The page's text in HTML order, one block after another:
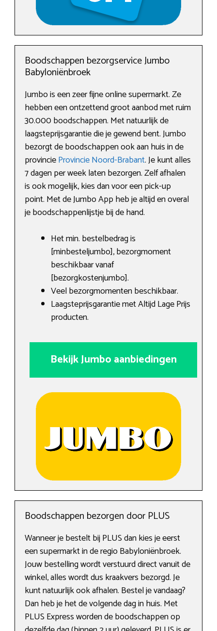
Boodschappen bezorgservice Jumbo
Babyloniënbroek
Jumbo is een zeer fijne online supermarkt. Ze
hebben een ontzettend groot aanbod met ruim
30.000 boodschappen. Met natuurlijk de
laagsteprijsgarantie die je gewend bent. Jumbo
bezorgt de boodschappen ook aan huis in de
provincieProvincie Noord-Brabant. Je kunt alles
7 dagen per week laten bezorgen. Zelf afhalen
is ook mogelijk, kies dan voor een pick-up
point. Met de Jumbo App heb je altijd en overal
je boodschappenlijstje bij de hand.
Het min. bestelbedrag is
[minbesteljumbo], bezorgmoment
beschikbaar vanaf
[bezorgkostenjumbo].
Veel bezorgmomenten beschikbaar.
Laagsteprijsgarantie met Altijd Lage Prijs
producten.
Bekijk Jumbo aanbiedingen
Boodschappen bezorgen door PLUS
Wanneer je bestelt bij PLUS dan kies je eerst
een supermarkt in de regio Babyloniënbroek.
Jouw bestelling wordt verstuurd direct vanuit de
winkel, alles wordt dus kraakvers bezorgd. Je
kunt natuurlijk ook afhalen. Bestel je vandaag?
Dan heb je het de volgende dag in huis. Met
PLUS Express worden de boodschappen op